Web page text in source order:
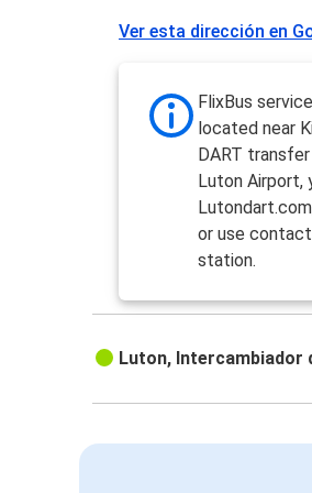
Ver esta dirección en
FlixBus
located near
DART
Luton Airport,
or use
station.
Luton, Intercambiador